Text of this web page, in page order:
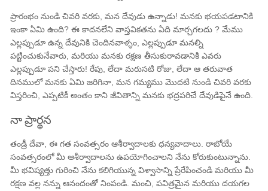
ప్రారంభం నుండి చివరి వరకు, మన దేవుడు ఉన్నాడు! మనకు భయపడటానికి
ఇంకా ఏమి ఉంది? ఈ కాదనలేని వాస్తవికతను ఏది￰ మార్చగలదు ? మేము
ఎల్లప్పుడూ ఉన్న దేవునికి చెందినవాళ్ళం, ఎల్లప్పుడూ మనల్ని
పట్టించుకునేవారు, మరియు మనకు రక్షణ తీసుకురావడానికి ఎవరు
ఎల్లప్పుడూ పని చేస్తారు! రేపు, లేదా మరుసటి రోజు, లేదా ఆ తరువాత
దినములో మనకు ఏమి జరిగినా, మన గమ్యము మొదటి నుండి చివరి వరకు
విస్తరించి, ఎప్పటికీ అంతం కాని జీవితాన్ని మనకు భద్రపరిచే దేవుడిపైనే ఉంది.
నా ప్రార్థన
తండ్రీ దేవా, ఈ గత సంవత్సరం ఆశీర్వాదాలకు ధన్యవాదాలు. రాబోయే
సంవత్సరంలో మీ ఆశీర్వాదాలను ఉపయోగించాలని నేను కోరుకుంటున్నాను.
మీ భవిష్యత్తు గురించి నేను కలిగియున్న విశ్వాసాన్ని ప్రేరేపించండి మరియు మీ
రక్షణ వల్ల నన్ను ఆనందంతో నింపండి. మంచి, పవిత్రమైన మరియు దయగల